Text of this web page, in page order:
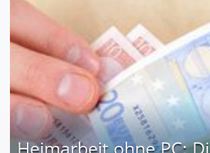
Heimarbeit ohne PC: